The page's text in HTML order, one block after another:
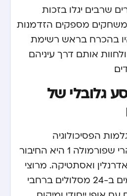
שרבים יגלו בזכות
מספקים הזדמנות
בהכרח בראש רשימת
אותם דרך עיניהם
1: מסע גלובלי של
הפסיכולוגיה
הקבוצתית והרגש, הרי שפורמולה 1 היא החיבור
ואסתטיקה. מרוצי
הפורמולה 1 מתקיימים ב-24 מסלולים ברחבי